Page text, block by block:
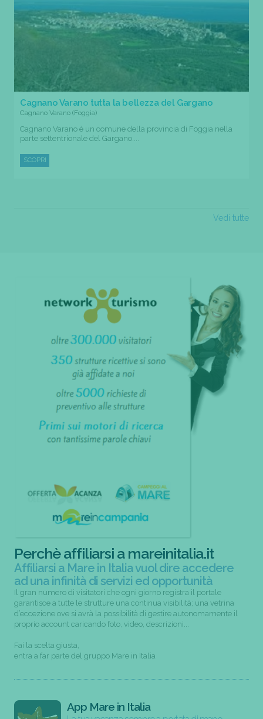
Cagnano Varano tutta la bellezza del Gargano
Cagnano Varano (Foggia)
Cagnano Varano è un comune della provincia di Foggia nella
parte settentrionale del Gargano....
SCOPRI
Vedi tutte
Perchè affiliarsi a mareinitalia.it
Affiliarsi a Mare in Italia vuol dire accedere
ad una infinità di servizi ed opportunità
Il gran numero di visitatori che ogni giorno registra il portale
garantisce a tutte le strutture una continua visibilità; una vetrina
d’eccezione ove si avrà la possibilità di gestire autonomamente il
proprio account caricando foto, video, descrizioni...
Fai la scelta giusta,
entra a far parte del gruppo Mare in Italia
App Mare in Italia